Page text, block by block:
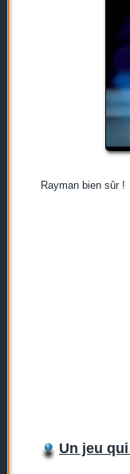
Rayman bien sûr !
Un jeu